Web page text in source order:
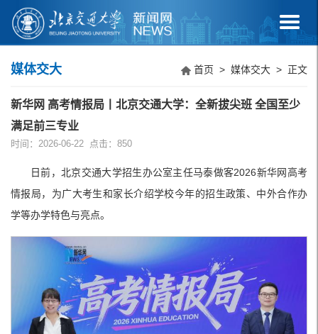
媒体交大 首页 > 媒体交大 > 正文
新华网 高考情报局丨北京交通大学：全新拔尖班 全国至少
满足前三专业
时间：2026-06-22 点击： 850
日前，北京交通大学招生办公室主任马泰做客2026新华网高考
情报局，为广大考生和家长介绍学校今年的招生政策、中外合作办
学等办学特色与亮点。